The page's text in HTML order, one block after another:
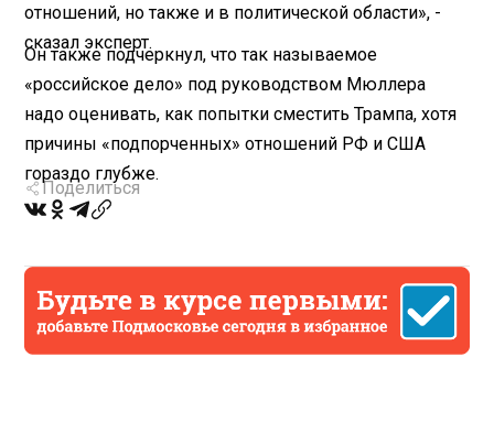
отношений, но также и в политической области», -
сказал эксперт.
Он также подчеркнул, что так называемое
«российское дело» под руководством Мюллера
надо оценивать, как попытки сместить Трампа, хотя
причины «подпорченных» отношений РФ и США
гораздо глубже.
Поделиться